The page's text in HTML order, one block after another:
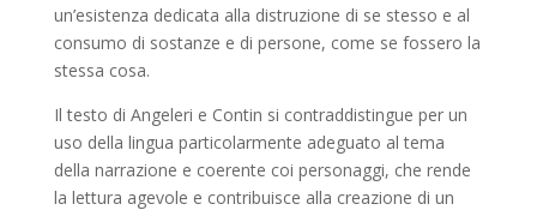
un’esistenza dedicata alla distruzione di se stesso e al
consumo di sostanze e di persone, come se fossero la
stessa cosa.
Il testo di Angeleri e Contin si contraddistingue per un
uso della lingua particolarmente adeguato al tema
della narrazione e coerente coi personaggi, che rende
la lettura agevole e contribuisce alla creazione di un